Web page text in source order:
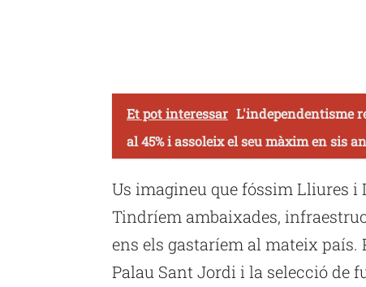
Et pot interessar L'independentisme
al 45% i assoleix el seu màxim en sis
Us imagineu que fóssim Lliures i
Tindríem ambaixades,
ens els gastaríem al mateix país.
Palau Sant Jordi i la selecció de